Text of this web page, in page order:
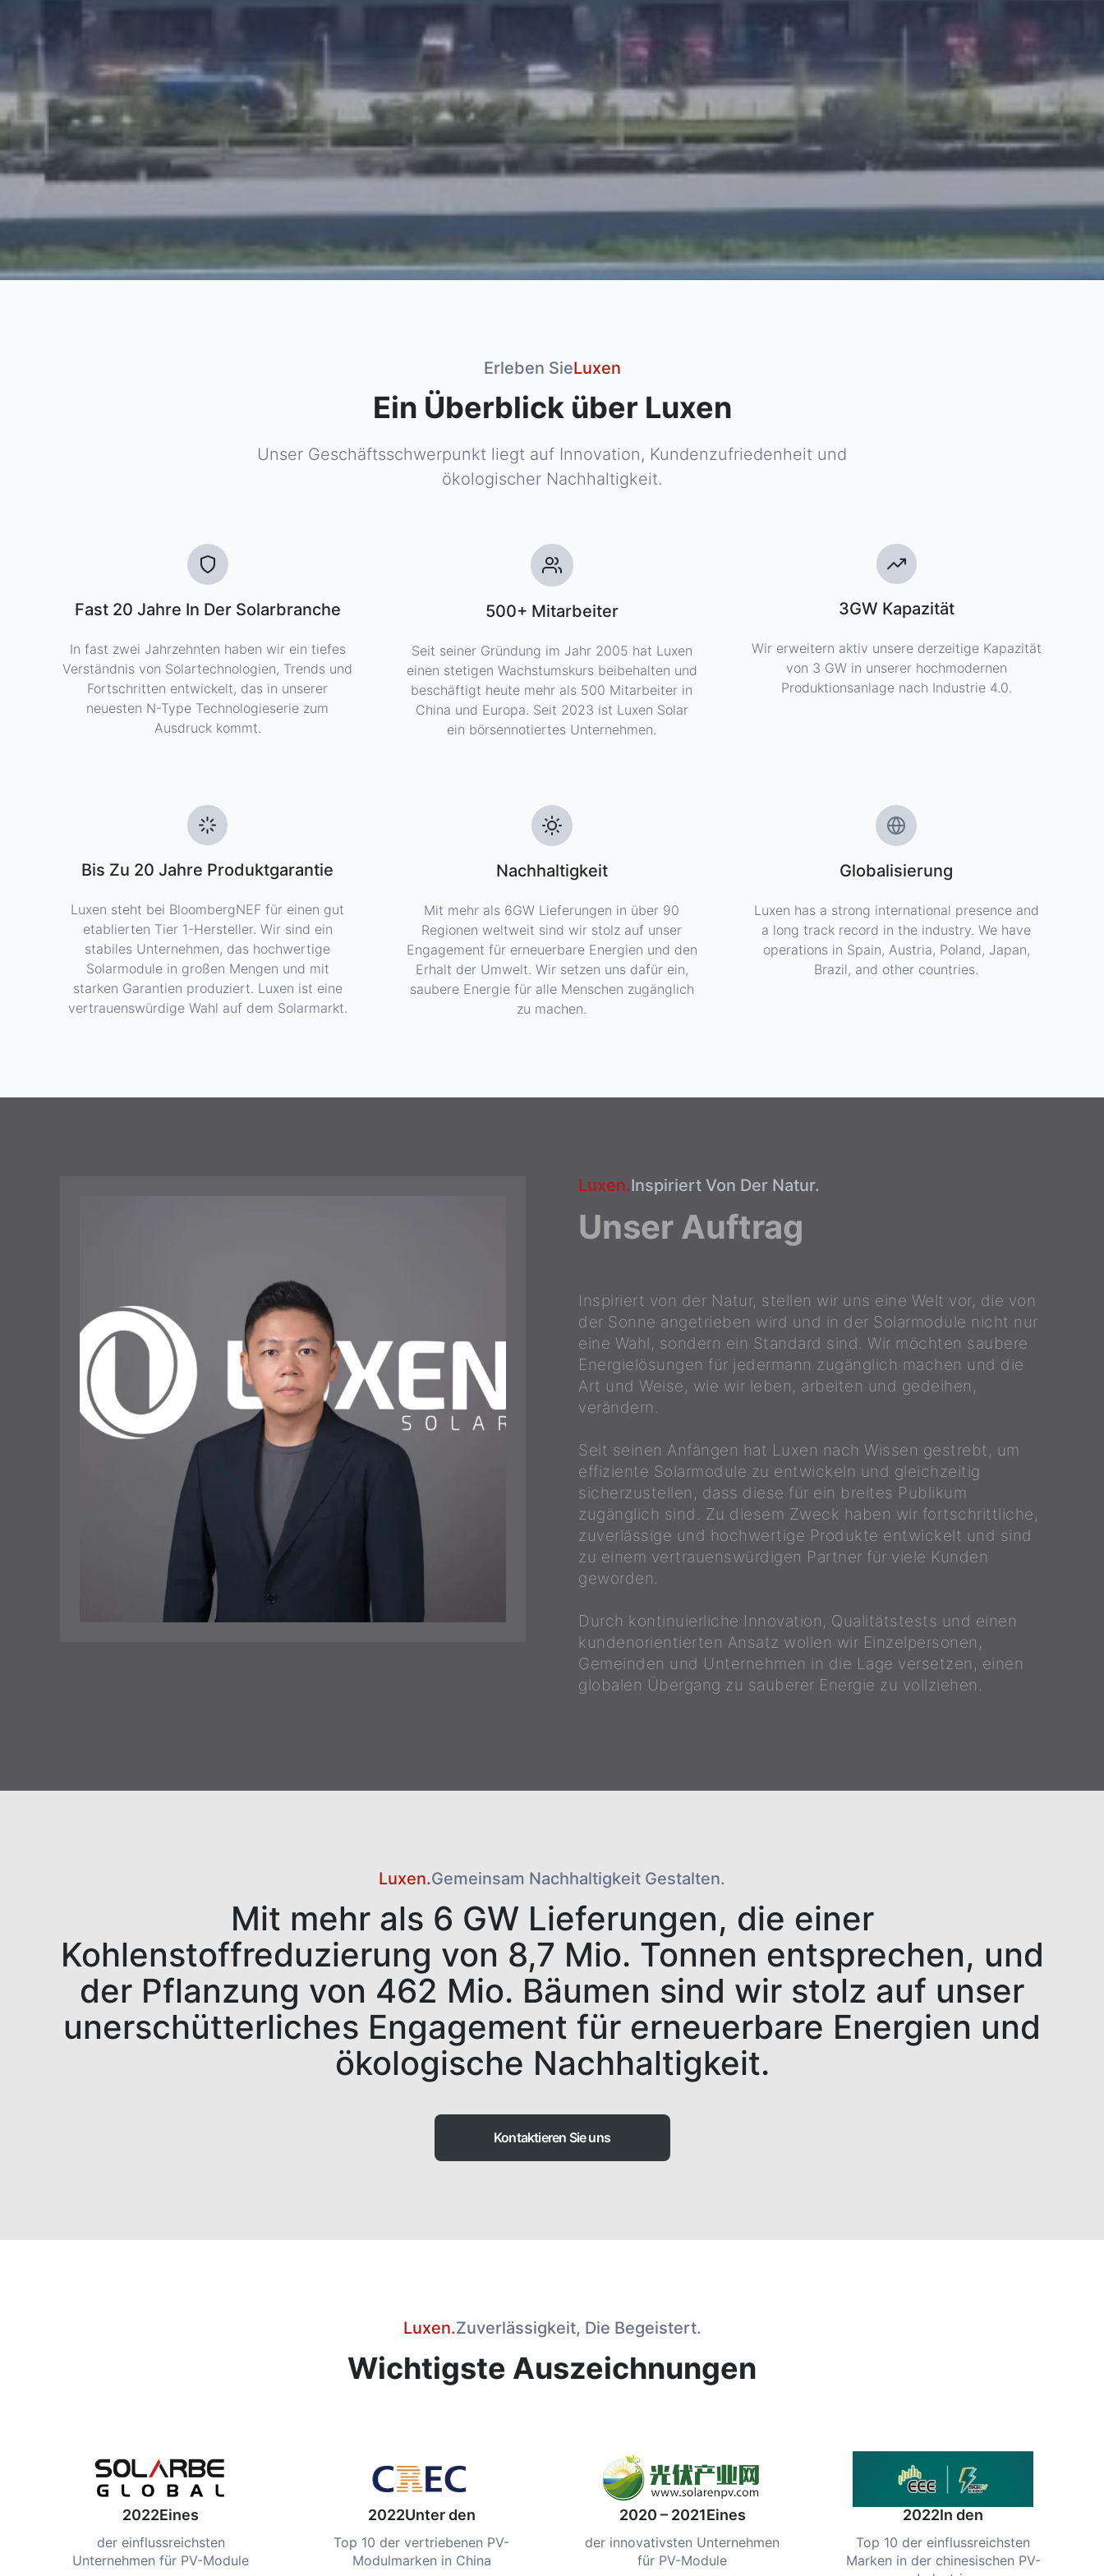
Erleben SieLuxen
Ein Überblick über Luxen
Unser Geschäftsschwerpunkt liegt auf Innovation, Kundenzufriedenheit und
ökologischer Nachhaltigkeit.
Fast 20 Jahre In Der Solarbranche
In fast zwei Jahrzehnten haben wir ein tiefes
Verständnis von Solartechnologien, Trends und
Fortschritten entwickelt, das in unserer
neuesten N-Type Technologieserie zum
Ausdruck kommt.
500+ Mitarbeiter
Seit seiner Gründung im Jahr 2005 hat Luxen
einen stetigen Wachstumskurs beibehalten und
beschäftigt heute mehr als 500 Mitarbeiter in
China und Europa. Seit 2023 ist Luxen Solar
ein börsennotiertes Unternehmen.
3GW Kapazität
Wir erweitern aktiv unsere derzeitige Kapazität
von 3 GW in unserer hochmodernen
Produktionsanlage nach Industrie 4.0.
Bis Zu 20 Jahre Produktgarantie
Luxen steht bei BloombergNEF für einen gut
etablierten Tier 1-Hersteller. Wir sind ein
stabiles Unternehmen, das hochwertige
Solarmodule in großen Mengen und mit
starken Garantien produziert. Luxen ist eine
vertrauenswürdige Wahl auf dem Solarmarkt.
Nachhaltigkeit
Mit mehr als 6GW Lieferungen in über 90
Regionen weltweit sind wir stolz auf unser
Engagement für erneuerbare Energien und den
Erhalt der Umwelt. Wir setzen uns dafür ein,
saubere Energie für alle Menschen zugänglich
zu machen.
Globalisierung
Luxen has a strong international presence and
a long track record in the industry. We have
operations in Spain, Austria, Poland, Japan,
Brazil, and other countries.
Luxen.Inspiriert Von Der Natur.
Unser Auftrag
Inspiriert von der Natur, stellen wir uns eine Welt vor, die von
der Sonne angetrieben wird und in der Solarmodule nicht nur
eine Wahl, sondern ein Standard sind. Wir möchten saubere
Energielösungen für jedermann zugänglich machen und die
Art und Weise, wie wir leben, arbeiten und gedeihen,
verändern.
Seit seinen Anfängen hat Luxen nach Wissen gestrebt, um
effiziente Solarmodule zu entwickeln und gleichzeitig
sicherzustellen, dass diese für ein breites Publikum
zugänglich sind. Zu diesem Zweck haben wir fortschrittliche,
zuverlässige und hochwertige Produkte entwickelt und sind
zu einem vertrauenswürdigen Partner für viele Kunden
geworden.
Durch kontinuierliche Innovation, Qualitätstests und einen
kundenorientierten Ansatz wollen wir Einzelpersonen,
Gemeinden und Unternehmen in die Lage versetzen, einen
globalen Übergang zu sauberer Energie zu vollziehen.
Luxen.Gemeinsam Nachhaltigkeit Gestalten.
Mit mehr als 6 GW Lieferungen, die einer
Kohlenstoffreduzierung von 8,7 Mio. Tonnen entsprechen, und
der Pflanzung von 462 Mio. Bäumen sind wir stolz auf unser
unerschütterliches Engagement für erneuerbare Energien und
ökologische Nachhaltigkeit.
Kontaktieren Sie uns
Luxen.Zuverlässigkeit, Die Begeistert.
Wichtigste Auszeichnungen
2022Eines
der einflussreichsten
Unternehmen für PV-Module
2022Unter den
Top 10 der vertriebenen PV-
Modulmarken in China
2020 – 2021Eines
der innovativsten Unternehmen
für PV-Module
2022In den
Top 10 der einflussreichsten
Marken in der chinesischen PV-